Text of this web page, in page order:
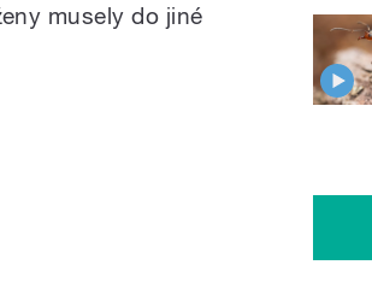
musely do jiné